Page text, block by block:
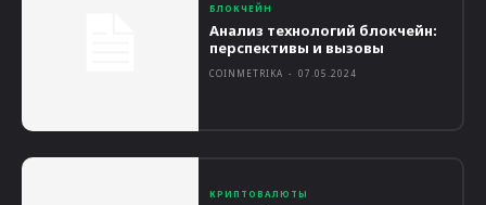
БЛОКЧЕЙН
Анализ технологий блокчейн:
перспективы и вызовы
COINMETRIKA - 07.05.2024
КРИПТОВАЛЮТЫ